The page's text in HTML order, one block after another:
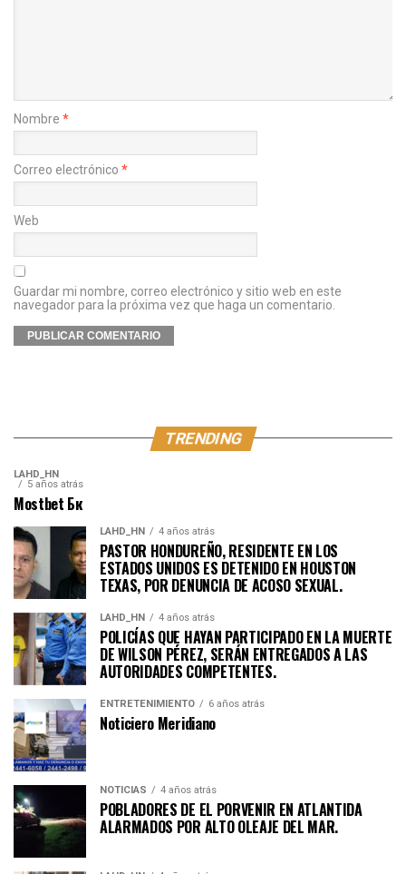
Nombre *
Correo electrónico *
Web
Guardar mi nombre, correo electrónico y sitio web en este
navegador para la próxima vez que haga un comentario.
TRENDING
LAHD_HN
5 años atrás
Mostbet Бк
LAHD_HN 4 años atrás
PASTOR HONDUREÑO, RESIDENTE EN LOS
ESTADOS UNIDOS ES DETENIDO EN HOUSTON
TEXAS, POR DENUNCIA DE ACOSO SEXUAL.
LAHD_HN 4 años atrás
POLICÍAS QUE HAYAN PARTICIPADO EN LA MUERTE
DE WILSON PÉREZ, SERÁN ENTREGADOS A LAS
AUTORIDADES COMPETENTES.
ENTRETENIMIENTO 6 años atrás
Noticiero Meridiano
NOTICIAS 4 años atrás
POBLADORES DE EL PORVENIR EN ATLANTIDA
ALARMADOS POR ALTO OLEAJE DEL MAR.